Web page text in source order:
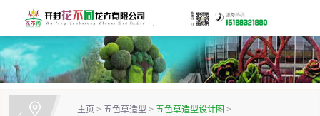
主页 > 五色草造型 > 五色草造型设计图 >